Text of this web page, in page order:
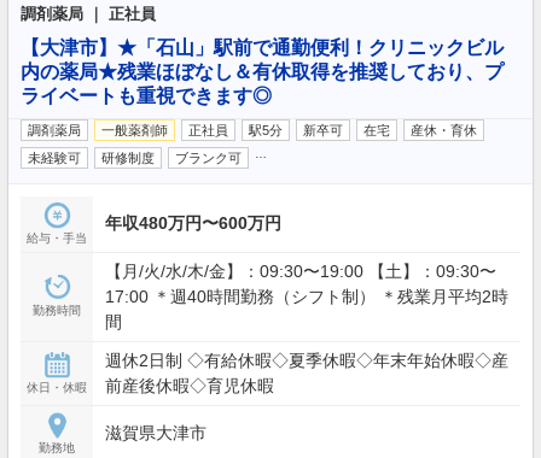
調剤薬局 ｜ 正社員
【大津市】★「石山」駅前で通勤便利！クリニックビル
内の薬局★残業ほぼなし＆有休取得を推奨しており、プ
ライベートも重視できます◎
調剤薬局 一般薬剤師 正社員 駅5分 新卒可 在宅
産休・育休
未経験可
研修制度 ブランク可
給与・手当
年収480万円〜600万円
勤務時間
【月/火/水/木/金】：09:30〜19:00 【土】：09:30〜
17:00 ＊週40時間勤務（シフト制） ＊残業月平均2時
間
休日・休暇
週休2日制 ◇有給休暇◇夏季休暇◇年末年始休暇◇産
前産後休暇◇育児休暇
勤務地
滋賀県大津市